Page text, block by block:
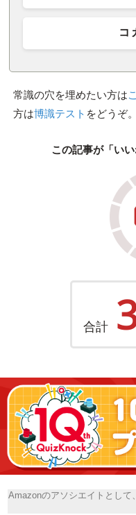
コ
常識の穴を埋めたい方は
方は博識テスト をどうぞ。
この記事が「い
合計
Amazonのアソシエイトとし